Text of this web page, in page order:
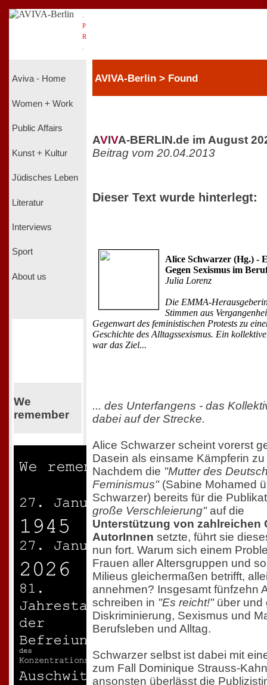
P
R
Aviva - Home
Women + Work
Public Affairs
Kunst + Kultur
Jüdisches Leben
Literatur
Interviews
Sport
About us
We
remember
AVIVA-Berlin > Found
AVIVA-BERLIN.de im August
Beitrag vom 20.04.2013
Dieser Text wurde hinterlegt:
Alice Schwarzer (Hg.) -
Gegen Sexismus im
Julia Lorenz
Die EMMA-
Stimmen aus
Gegenwart des feministischen Protests zu
Geschichte des Alltagssexismus. Ein
war das Ziel...
... des Unterfangens - das
dabei auf der Strecke.
Alice Schwarzer scheint vorerst
Dasein als einsame Kämpferin
Nachdem die "Mutter des
Feminismus"(Sabine Mohamed
Schwarzer) bereits für die
große Verschleierung"auf die
Unterstützung von zahlreichen
AutorInnen setzte, führt sie
nun fort. Warum sich einem
Frauen aller Altersgruppen und
Milieus gleichermaßen betrifft,
annehmen? Insgesamt fünfzehn
schreiben in "Es reicht!"über und
Diskriminierung, Sexismus und
Berufsleben und Alltag.
Schwarzer selbst ist dabei mit
zum Fall Dominique Strauss-
ansonsten überlässt die